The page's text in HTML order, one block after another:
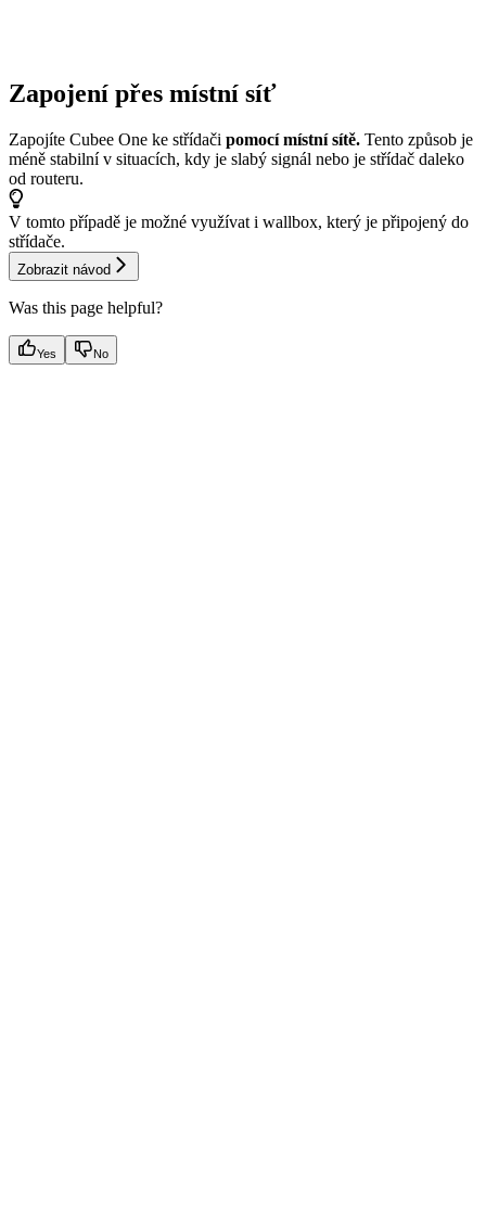
Zapojení přes místní síť
Zapojíte Cubee One ke střídači pomocí místní sítě. Tento způsob je
méně stabilní v situacích, kdy je slabý signál nebo je střídač daleko
od routeru.
V tomto případě je možné využívat i wallbox, který je připojený do
střídače.
Zobrazit návod
Was this page helpful?
Yes No